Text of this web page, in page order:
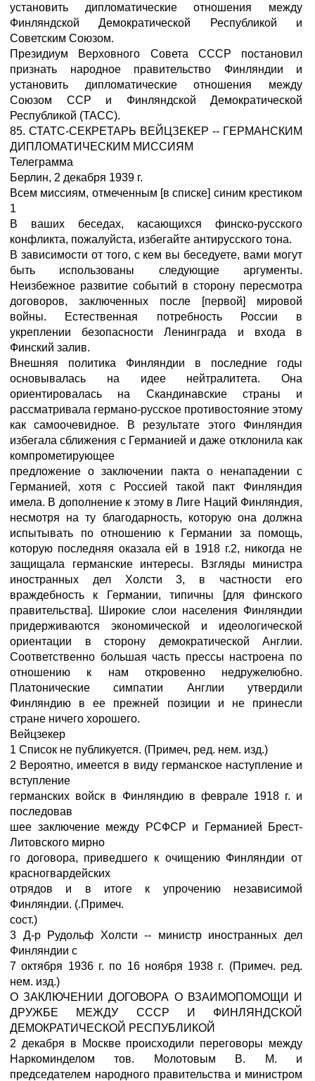
установить дипломатические отношения между
Финляндской Демократической Республикой и
Советским Союзом.
Президиум Верховного Совета СССР постановил
признать народное правительство Финляндии и
установить дипломатические отношения между
Союзом ССР и Финляндской Демократической
Республикой (ТАСС).
85. СТАТС-СЕКРЕТАРЬ ВЕЙЦЗЕКЕР -- ГЕРМАНСКИМ
ДИПЛОМАТИЧЕСКИМ МИССИЯМ
Телеграмма
Берлин, 2 декабря 1939 г.
Всем миссиям, отмеченным [в списке] синим крестиком
1
В ваших беседах, касающихся финско-русского
конфликта, пожалуйста, избегайте антирусского тона.
В зависимости от того, с кем вы беседуете, вами могут
быть использованы следующие аргументы.
Неизбежное развитие событий в сторону пересмотра
договоров, заключенных после [первой] мировой
войны. Естественная потребность России в
укреплении безопасности Ленинграда и входа в
Финский залив.
Внешняя политика Финляндии в последние годы
основывалась на идее нейтралитета. Она
ориентировалась на Скандинавские страны и
рассматривала германо-русское противостояние этому
как самоочевидное. В результате этого Финляндия
избегала сближения с Германией и даже отклонила как
компрометирующее
предложение о заключении пакта о ненападении с
Германией, хотя с Россией такой пакт Финляндия
имела. В дополнение к этому в Лиге Наций Финляндия,
несмотря на ту благодарность, которую она должна
испытывать по отношению к Германии за помощь,
которую последняя оказала ей в 1918 г.2, никогда не
защищала германские интересы. Взгляды министра
иностранных дел Холсти 3, в частности его
враждебность к Германии, типичны [для финского
правительства]. Широкие слои населения Финляндии
придерживаются экономической и идеологической
ориентации в сторону демократической Англии.
Соответственно большая часть прессы настроена по
отношению к нам откровенно недружелюбно.
Платонические симпатии Англии утвердили
Финляндию в ее прежней позиции и не принесли
стране ничего хорошего.
Вейцзекер
1 Список не публикуется. (Примеч, ред. нем. изд.)
2 Вероятно, имеется в виду германское наступление и
вступление
германских войск в Финляндию в феврале 1918 г. и
последовав
шее заключение между РСФСР и Германией Брест-
Литовского мирно
го договора, приведшего к очищению Финляндии от
красногвардейских
отрядов и в итоге к упрочению независимой
Финляндии. (.Примеч.
сост.)
3 Д-р Рудольф Холсти -- министр иностранных дел
Финляндии с
7 октября 1936 г. по 16 ноября 1938 г. (Примеч. ред.
нем. изд.)
О ЗАКЛЮЧЕНИИ ДОГОВОРА О ВЗАИМОПОМОЩИ И
ДРУЖБЕ МЕЖДУ СССР И ФИНЛЯНДСКОЙ
ДЕМОКРАТИЧЕСКОЙ РЕСПУБЛИКОЙ
2 декабря в Москве происходили переговоры между
Наркоминделом тов. Молотовым В. М. и
председателем народного правительства и министром